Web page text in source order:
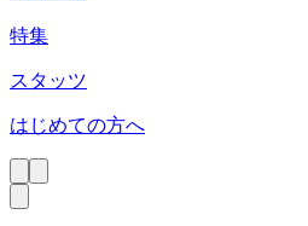
特集
スタッツ
はじめての方へ